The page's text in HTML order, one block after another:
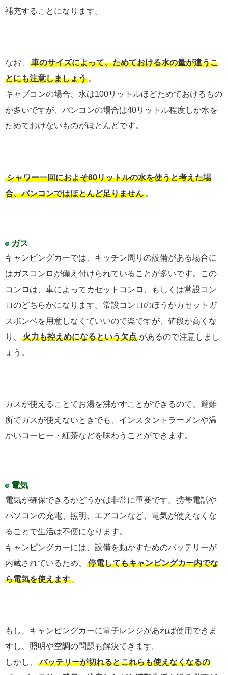
補充することになります。
なお、
車のサイズによって、ためておける水の量が違うこ
とにも注意しましょう 。
キャブコンの場合、水は100リットルほどためておけるもの
が多いですが、バンコンの場合は40リットル程度しか水を
ためておけないものがほとんどです。
シャワー一回におよそ60リットルの水を使うと考えた場
合、バンコンではほとんど足りません 。
ガス
キャンピングカーでは、キッチン周りの設備がある場合に
はガスコンロが備え付けられていることが多いです。この
コンロは、車によってカセットコンロ、もしくは常設コン
ロのどちらかになります。常設コンロのほうがカセットガ
スボンベを用意しなくていいので楽ですが、値段が高くな
り、
火力も控えめになるという欠点 があるので注意しまし
ょう。
ガスが使えることでお湯を沸かすことができるので、避難
所でガスが使えないときでも、インスタントラーメンや温
かいコーヒー・紅茶などを味わうことができます。
電気
電気が確保できるかどうかは非常に重要です。携帯電話や
パソコンの充電、照明、エアコンなど、電気が使えなくな
ることで生活は不便になります。
キャンピングカーには、設備を動かすためのバッテリーが
内蔵されているため、
停電してもキャンピングカー内でな
ら電気を使えます 。
もし、キャンピングカーに電子レンジがあれば使用できま
すし、照明や空調の問題も解決できます。
しかし、
バッテリーが切れるとこれらも使えなくなるの